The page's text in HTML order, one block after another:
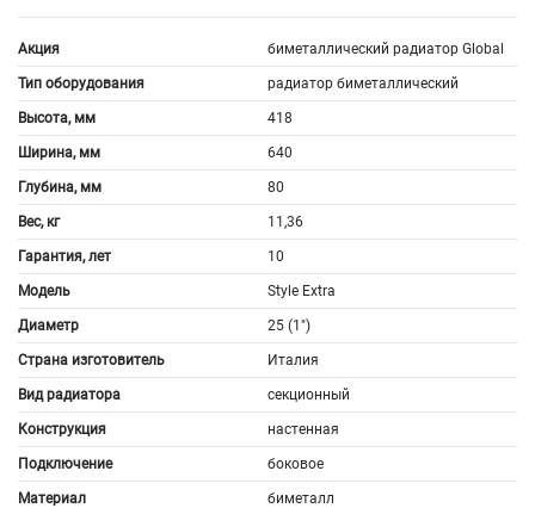
Акция биметаллический радиатор Global
Тип оборудования радиатор биметаллический
Высота, мм 418
Ширина, мм 640
Глубина, мм 80
Вес, кг 11,36
Гарантия, лет 10
Модель Style Extra
Диаметр 25 (1")
Страна изготовитель Италия
Вид радиатора секционный
Конструкция настенная
Подключение боковое
Материал биметалл